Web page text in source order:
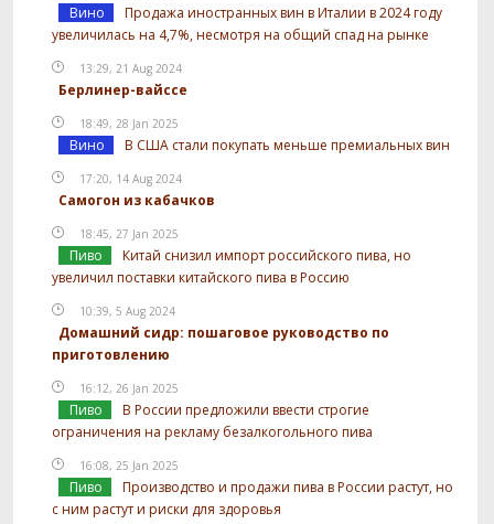
Вино
Продажа иностранных вин в Италии в 2024 году
увеличилась на 4,7%, несмотря на общий спад на рынке
13:29, 21 Aug 2024
Берлинер-вайссе
18:49, 28 Jan 2025
Вино В США стали покупать меньше премиальных вин
17:20, 14 Aug 2024
Самогон из кабачков
18:45, 27 Jan 2025
Пиво
Китай снизил импорт российского пива, но
увеличил поставки китайского пива в Россию
10:39, 5 Aug 2024
Домашний сидр: пошаговое руководство по
приготовлению
16:12, 26 Jan 2025
Пиво
В России предложили ввести строгие
ограничения на рекламу безалкогольного пива
16:08, 25 Jan 2025
Пиво
Производство и продажи пива в России растут, но
с ним растут и риски для здоровья